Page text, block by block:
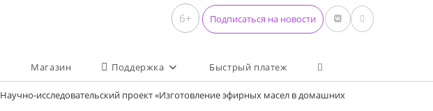
6+ Подписаться на новости
Магазин Поддержка Быстрый платеж Переключить поиск по
Научно-исследовательский проект «Изготовление эфирных масел в домашних